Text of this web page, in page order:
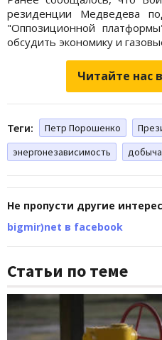
резиденции Медведева
"Оппозиционной
обсудить экономику и
Читайте нас
Теги: Петр Порошенко
энергонезависимость
добыча
Не пропусти другие
bigmir)net в facebook
Статьи по теме